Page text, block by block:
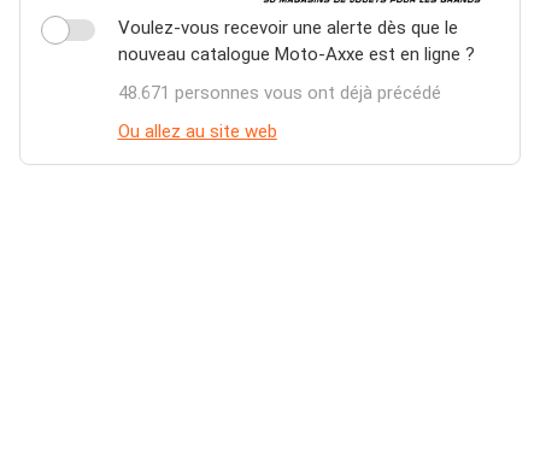
Voulez-vous recevoir une alerte dès que le
nouveau catalogue Moto-Axxe est en ligne ?
48.671 personnes vous ont déjà précédé
Ou allez au site web